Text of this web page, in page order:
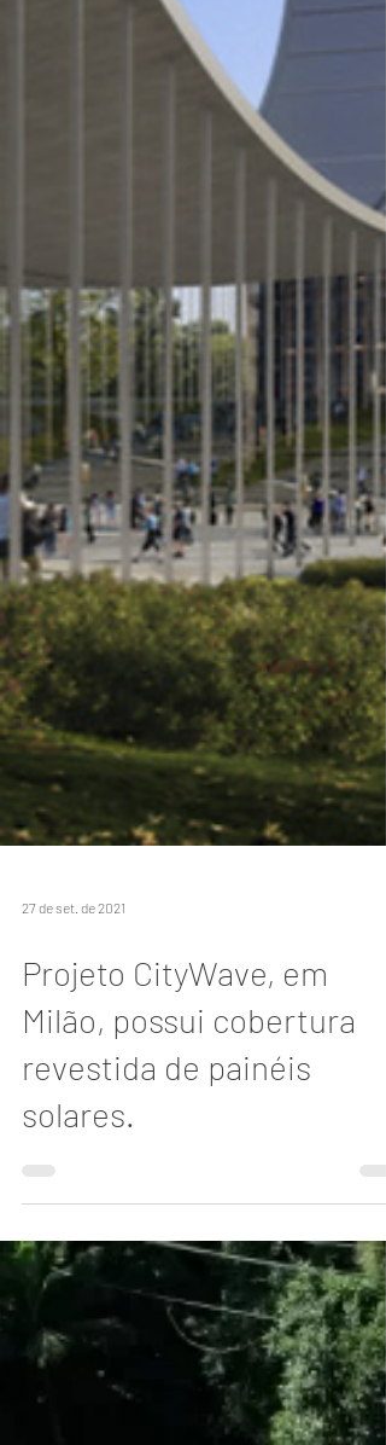
27 de set. de 2021
Projeto CityWave, em
Milão, possui cobertura
revestida de painéis